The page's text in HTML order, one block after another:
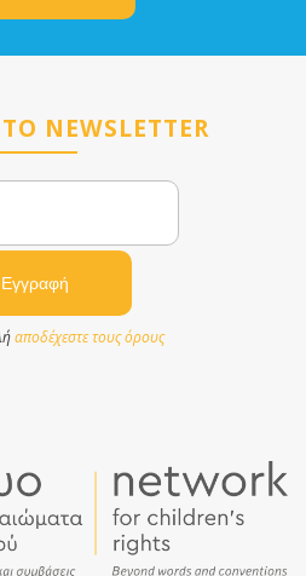
NEWSLETTER
αποδέχεστε τους όρους